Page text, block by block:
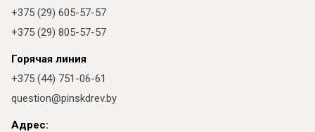
+375 (29) 605-57-57
+375 (29) 805-57-57
Горячая линия
+375 (44) 751-06-61
question@pinskdrev.by
Адрес: